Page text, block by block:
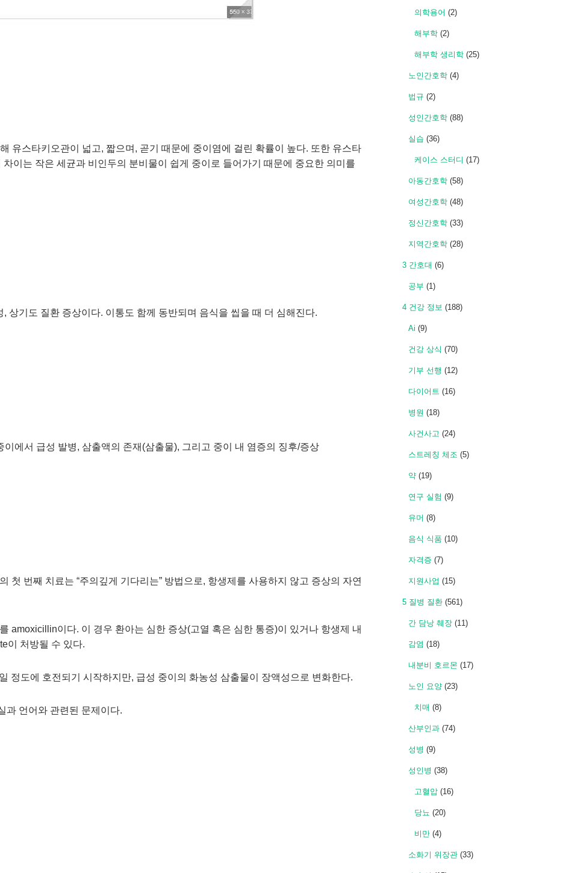
유스타키오관이 넓고, 짧으며, 곧기 때문에 중이염에 걸린 확률이 높다. 또한 유스타
이는 작은 세균과 비인두의 분비물이 쉽게 중이로 들어가기 때문에 중요한 의미를
상기도 질환 증상이다. 이통도 함께 동반되며 음식을 씹을 때 더 심해진다.
에서 급성 발병, 삼출액의 존재(삼출물), 그리고 중이 내 염증의 징후/증상
첫 번째 치료는 “주의깊게 기다리는” 방법으로, 항생제를 사용하지 않고 증상의 자연
amoxicillin이다. 이 경우 환아는 심한 증상(고열 혹은 심한 통증)이 있거나 항생제 내
이 처방될 수 있다.
정도에 호전되기 시작하지만, 급성 중이의 화농성 삼출물이 장액성으로 변화한다.
과 언어와 관련된 문제이다.
의학용어 (2)
해부학 (2)
해부학 생리학 (25)
노인간호학 (4)
법규 (2)
성인간호학 (88)
실습 (36)
케이스 스터디 (17)
아동간호학 (58)
여성간호학 (48)
정신간호학 (33)
지역간호학 (28)
3 간호대 (6)
공부 (1)
4 건강 정보 (188)
Ai (9)
건강 상식 (70)
기부 선행 (12)
다이어트 (16)
병원 (18)
사건사고 (24)
스트레칭 체조 (5)
약 (19)
연구 실험 (9)
유머 (8)
음식 식품 (10)
자격증 (7)
지원사업 (15)
5 질병 질환 (561)
간 담낭 췌장 (11)
감염 (18)
내분비 호르몬 (17)
노인 요양 (23)
치매 (8)
산부인과 (74)
성병 (9)
성인병 (38)
고혈압 (16)
당뇨 (20)
비만 (4)
소화기 위장관 (33)